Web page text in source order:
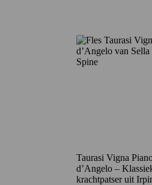
Taurasi Vigna
d’Angelo –
krachtpatser uit